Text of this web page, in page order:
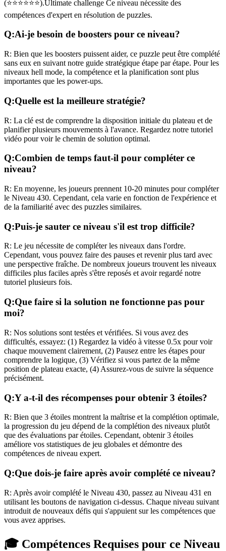
(⭐⭐⭐⭐⭐⭐).Ultimate challenge Ce niveau nécessite des
compétences d'expert en résolution de puzzles.
Q:Ai-je besoin de boosters pour ce niveau?
R: Bien que les boosters puissent aider, ce puzzle peut être complété
sans eux en suivant notre guide stratégique étape par étape. Pour les
niveaux hell mode, la compétence et la planification sont plus
importantes que les power-ups.
Q:Quelle est la meilleure stratégie?
R: La clé est de comprendre la disposition initiale du plateau et de
planifier plusieurs mouvements à l'avance. Regardez notre tutoriel
vidéo pour voir le chemin de solution optimal.
Q:Combien de temps faut-il pour compléter ce
niveau?
R: En moyenne, les joueurs prennent 10-20 minutes pour compléter
le Niveau 430. Cependant, cela varie en fonction de l'expérience et
de la familiarité avec des puzzles similaires.
Q:Puis-je sauter ce niveau s'il est trop difficile?
R: Le jeu nécessite de compléter les niveaux dans l'ordre.
Cependant, vous pouvez faire des pauses et revenir plus tard avec
une perspective fraîche. De nombreux joueurs trouvent les niveaux
difficiles plus faciles après s'être reposés et avoir regardé notre
tutoriel plusieurs fois.
Q:Que faire si la solution ne fonctionne pas pour
moi?
R: Nos solutions sont testées et vérifiées. Si vous avez des
difficultés, essayez: (1) Regardez la vidéo à vitesse 0.5x pour voir
chaque mouvement clairement, (2) Pausez entre les étapes pour
comprendre la logique, (3) Vérifiez si vous partez de la même
position de plateau exacte, (4) Assurez-vous de suivre la séquence
précisément.
Q:Y a-t-il des récompenses pour obtenir 3 étoiles?
R: Bien que 3 étoiles montrent la maîtrise et la complétion optimale,
la progression du jeu dépend de la complétion des niveaux plutôt
que des évaluations par étoiles. Cependant, obtenir 3 étoiles
améliore vos statistiques de jeu globales et démontre des
compétences de niveau expert.
Q:Que dois-je faire après avoir complété ce niveau?
R: Après avoir complété le Niveau 430, passez au Niveau 431 en
utilisant les boutons de navigation ci-dessus. Chaque niveau suivant
introduit de nouveaux défis qui s'appuient sur les compétences que
vous avez apprises.
🎓 Compétences Requises pour ce Niveau